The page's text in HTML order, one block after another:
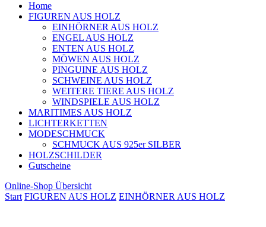
Home
FIGUREN AUS HOLZ
EINHÖRNER AUS HOLZ
ENGEL AUS HOLZ
ENTEN AUS HOLZ
MÖWEN AUS HOLZ
PINGUINE AUS HOLZ
SCHWEINE AUS HOLZ
WEITERE TIERE AUS HOLZ
WINDSPIELE AUS HOLZ
MARITIMES AUS HOLZ
LICHTERKETTEN
MODESCHMUCK
SCHMUCK AUS 925er SILBER
HOLZSCHILDER
Gutscheine
Online-Shop Übersicht
Start FIGUREN AUS HOLZ EINHÖRNER AUS HOLZ